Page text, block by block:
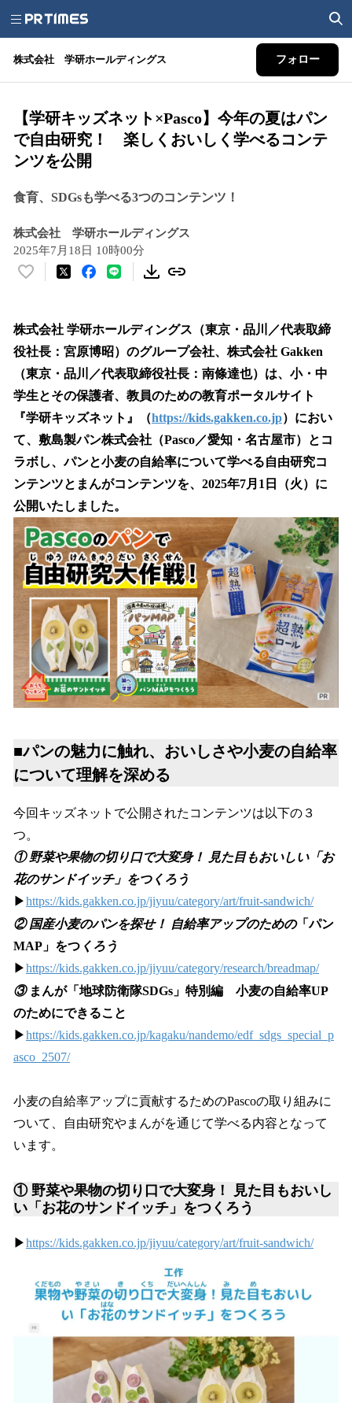
株式会社 学研ホールディングス フォロー
【学研キッズネット×Pasco】今年の夏はパン
で自由研究！ 楽しくおいしく学べるコンテ
ンツを公開
食育、SDGsも学べる3つのコンテンツ！
株式会社 学研ホールディングス
2025年7月18日 10時00分
い
！
数
を
読
み
込
み
中
で
す
株式会社 学研ホールディングス（東京・品川／代表取締
役社長：宮原博昭）のグループ会社、株式会社 Gakken
（東京・品川／代表取締役社長：南條達也）は、小・中
学生とその保護者、教員のための教育ポータルサイト
『学研キッズネット』（https://kids.gakken.co.jp）におい
て、敷島製パン株式会社（Pasco／愛知・名古屋市）とコ
ラボし、パンと小麦の自給率について学べる自由研究コ
ンテンツとまんがコンテンツを、2025年7月1日（火）に
公開いたしました。
■パンの魅力に触れ、おいしさや小麦の自給率
について理解を深める
今回キッズネットで公開されたコンテンツは以下の３
つ。
① 野菜や果物の切り口で大変身！ 見た目もおいしい「お
花のサンドイッチ」をつくろう
▶https://kids.gakken.co.jp/jiyuu/category/art/fruit-sandwich/
② 国産小麦のパンを探せ！ 自給率アップのための「パン
MAP」をつ くろう
▶https://kids.gakken.co.jp/jiyuu/category/research/breadmap/
③ まんが「地球防衛隊SDGs」特別編 小麦の自給率UP
のためにできること
▶https://kids.gakken.co.jp/kagaku/nandemo/edf_sdgs_special_p
asco_2507/
小麦の自給率アップに貢献するためのPascoの取り組みに
ついて、自由研究やまんがを通じて学べる内容となって
います。
① 野菜や果物の切り口で大変身！ 見た目もおいし
い「お花のサンドイッチ」をつくろう
▶https://kids.gakken.co.jp/jiyuu/category/art/fruit-sandwich/